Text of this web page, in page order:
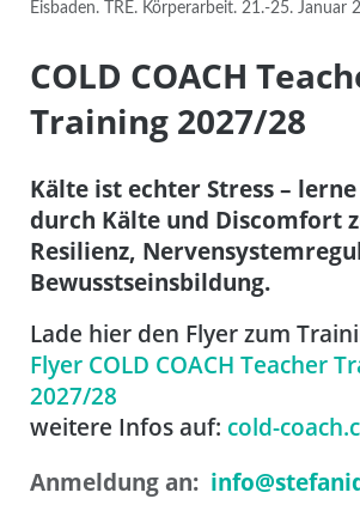
COLD COACH
Training 2027/28
Kälte ist echter Stress –
durch Kälte und Discomfort
Resilienz,
Bewusstseinsbildung.
Lade hier den Flyer zum
Flyer COLD COACH Teacher
2027/28
weitere Infos auf: cold-
Anmeldung an: